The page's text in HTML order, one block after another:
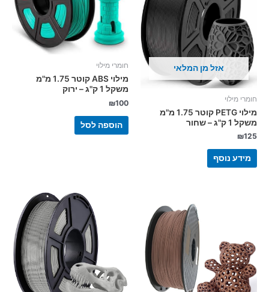
אזל מן המלאי
חומרי מילוי
מילוי PETG קוטר 1.75 מ"מ
משקל 1 ק"ג – שחור
₪125
מידע נוסף
חומרי מילוי
מילוי ABS קוטר 1.75 מ"מ
משקל 1 ק"ג – ירוק
₪100
הוספה לסל